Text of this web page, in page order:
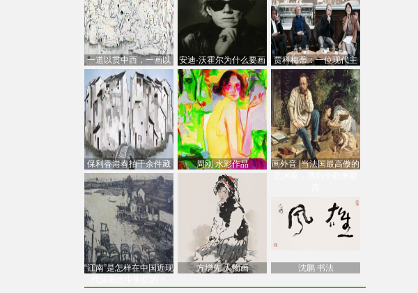
一道以贯中西，一画以
通古今：吴冠中的绘画
创
安迪·沃霍尔为什么要画
芭比
贾科梅蒂：一位现代主
义的“当代”艺术家
保利香港春拍千余件藏
品估价逾7亿港元，吴冠
中
周刚 水彩作品
画外音 |当法国最高傲的
“江南”是怎样在中国近现
方增先 人物画 沈鹏 书法